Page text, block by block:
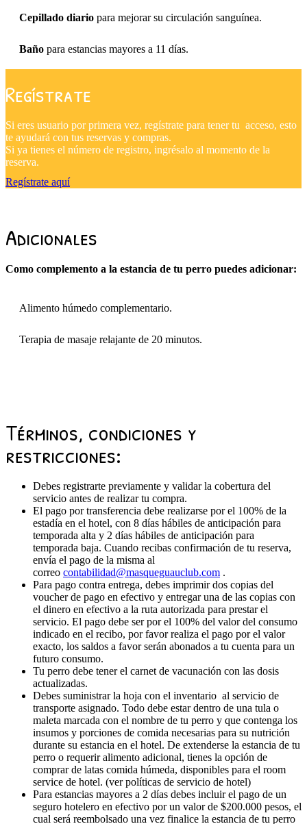
Cepillado diario para mejorar su circulación sanguínea.
Baño para estancias mayores a 11 días.
Regístrate
Si eres usuario por primera vez, regístrate para tener tu acceso, esto
te ayudará con tus reservas y compras.
Si ya tienes el número de registro, ingrésalo al momento de la
reserva.
Regístrate aquí
Adicionales
Como complemento a la estancia de tu perro puedes adicionar:
Alimento húmedo complementario.
Terapia de masaje relajante de 20 minutos.
Términos, condiciones y
restricciones:
Debes registrarte previamente y validar la cobertura del
servicio antes de realizar tu compra.
El pago por transferencia debe realizarse por el 100% de la
estadía en el hotel, con 8 días hábiles de anticipación para
temporada alta y 2 días hábiles de anticipación para
temporada baja. Cuando recibas confirmación de tu reserva,
envía el pago de la misma al
correo contabilidad@masqueguauclub.com .
Para pago contra entrega, debes imprimir dos copias del
voucher de pago en efectivo y entregar una de las copias con
el dinero en efectivo a la ruta autorizada para prestar el
servicio. El pago debe ser por el 100% del valor del consumo
indicado en el recibo, por favor realiza el pago por el valor
exacto, los saldos a favor serán abonados a tu cuenta para un
futuro consumo.
Tu perro debe tener el carnet de vacunación con las dosis
actualizadas.
Debes suministrar la hoja con el inventario al servicio de
transporte asignado. Todo debe estar dentro de una tula o
maleta marcada con el nombre de tu perro y que contenga los
insumos y porciones de comida necesarias para su nutrición
durante su estancia en el hotel. De extenderse la estancia de tu
perro o requerir alimento adicional, tienes la opción de
comprar de latas comida húmeda, disponibles para el room
service de hotel. (ver políticas de servicio de hotel)
Para estancias mayores a 2 días debes incluir el pago de un
seguro hotelero en efectivo por un valor de $200.000 pesos, el
cual será reembolsado una vez finalice la estancia de tu perro